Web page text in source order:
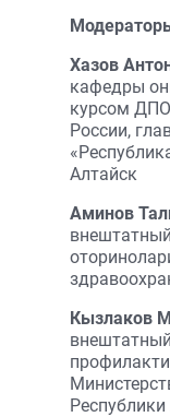
Хазов
кафедры
курсом
России,
Алтайск
Аминов
Кызлаков
Республики